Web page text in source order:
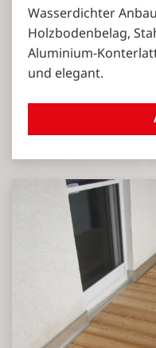
Wasserdichter
Holzbodenbelag,
Aluminium-
und elegant.